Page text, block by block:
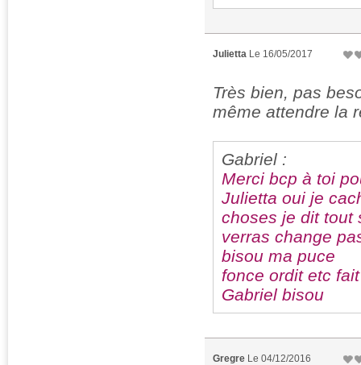
Julietta Le 16/05/2017
Très bien, pas
même attendre la
Gabriel :
Merci bcp à toi
Julietta oui je
choses je dit tout
verras change
bisou ma puce
fonce ordit etc
Gabriel bisou
Gregre Le 04/12/2016